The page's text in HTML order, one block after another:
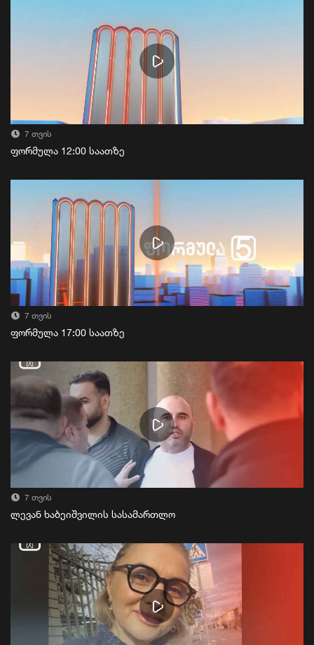
7 თვის
ფორმულა 12:00 საათზე
7 თვის
ფორმულა 17:00 საათზე
7 თვის
ლევან ხაბეიშვილის სასამართლო